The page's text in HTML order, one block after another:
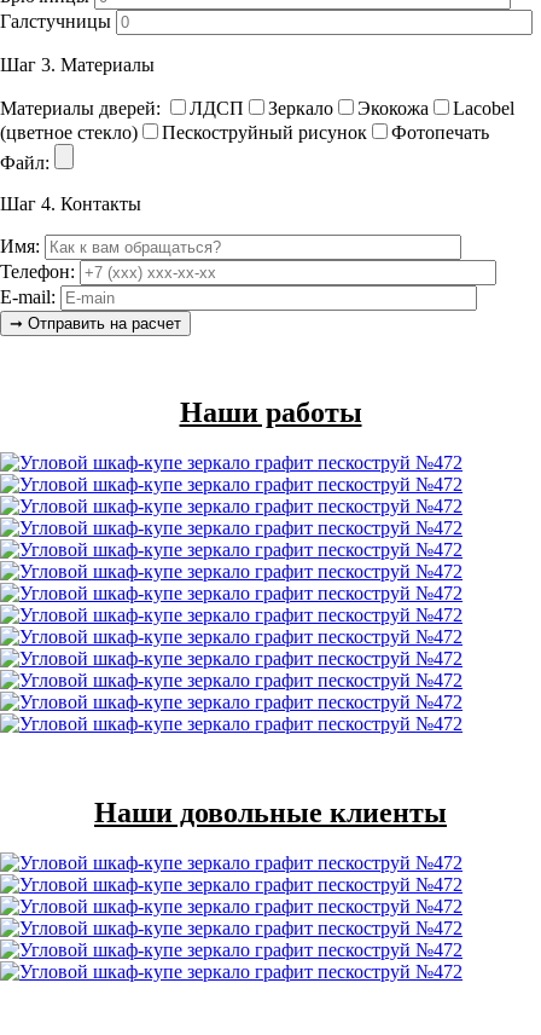
Галстучницы
Шаг 3. Материалы
Материалы дверей: ЛДСП Зеркало Экокожа
Lacobel
(цветное стекло)
Пескоструйный рисунок
Фотопечать
Файл:
Шаг 4. Контакты
Имя:
Телефон:
E-mail:
Наши работы
Наши довольные клиенты